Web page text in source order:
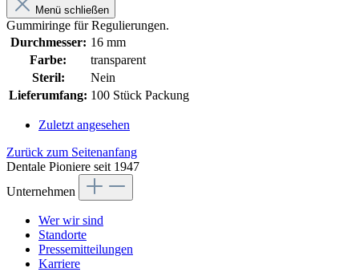
Menü schließen
Gummiringe für Regulierungen.
Durchmesser: 16 mm
Farbe:
transparent
Steril:
Nein
Lieferumfang: 100 Stück Packung
Zuletzt angesehen
Zurück zum Seitenanfang
Dentale Pioniere seit 1947
Unternehmen
Wer wir sind
Standorte
Pressemitteilungen
Karriere